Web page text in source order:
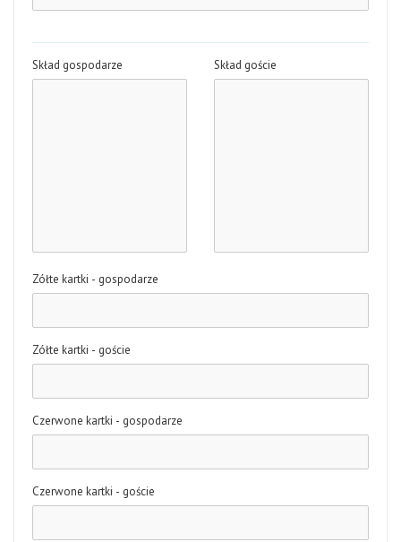
Skład gospodarze Skład goście
Zółte kartki - gospodarze
Zółte kartki - goście
Czerwone kartki - gospodarze
Czerwone kartki - goście